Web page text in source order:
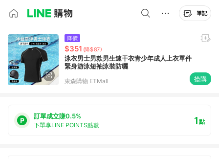
筆記
降價
$351 (降$87)
泳衣男士男款男生速干衣青少年成人上衣單件
緊身游泳短袖泳裝防曬
東森購物 ETMall 搶購
訂單成立賺0.5%
下單享LINE POINTS點數 1點